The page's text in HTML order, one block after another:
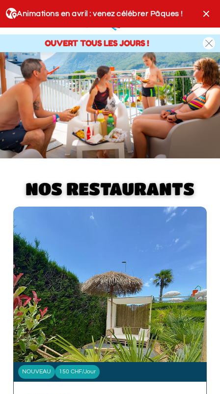
Billets
OUVERT TOUS LES JOURS !
Animations en avril : venez célébrer Pâques !
NOS RESTAURANTS
NOUVEAU 150 CHF/jour